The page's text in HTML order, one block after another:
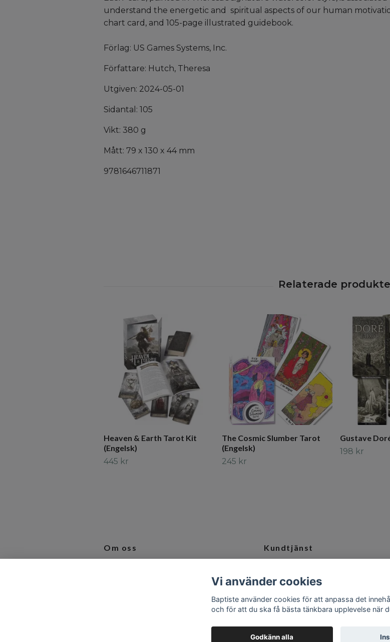
understand the energetic and spiritual aspects of our human
chart card, and 105-page illustrated guidebook.
Förlag: US Games Systems, Inc.
Författare: Hutch, Theresa
Utgiven: 2024-05-01
Sidantal: 105
Vikt: 380 g
Mått: 79 x 130 x 44 mm
9781646711871
Heaven & Earth Tarot Kit
(Engelsk)
445 kr
The Cosmic Slumber Tarot
(Engelsk)
245 kr
Gustave
198 kr
Om oss Kundtjänst
info@camillabaptiste.se
Vi använder cookies
Baptiste använder cookies för att anpassa det
och för att du ska få bästa tänkbara upplevelse när
Godkänn alla